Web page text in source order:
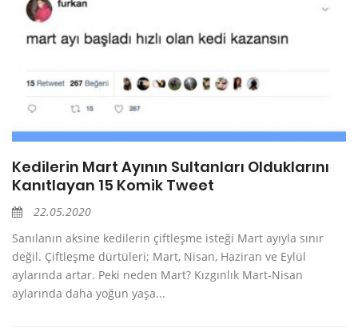
Kedilerin Mart Ayının Sultanları Olduklarını
Kanıtlayan 15 Komik Tweet
22.05.2020
Sanılanın aksine kedilerin çiftleşme isteği Mart ayıyla sınır
değil. Çiftleşme dürtüleri; Mart, Nisan, Haziran ve Eylül
aylarında artar. Peki neden Mart? Kızgınlık Mart-Nisan
aylarında daha yoğun yaşa...